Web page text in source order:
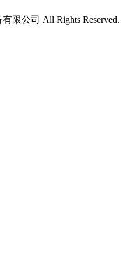
限公司 All Rights Reserved.